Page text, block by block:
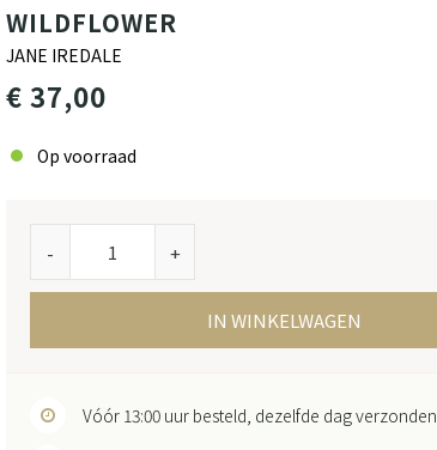
WILDFLOWER
JANE IREDALE
€ 37,00
Op voorraad
- +
IN WINKELWAGEN
Vóór 13:00 uur besteld, dezelfde dag verzonden